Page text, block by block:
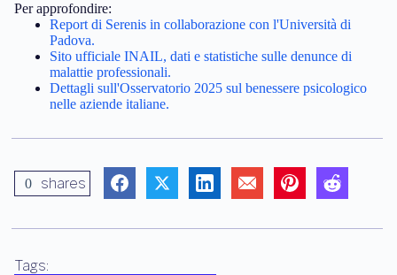
Per approfondire:
Report di Serenis in collaborazione con l'Università di
Padova.
Sito ufficiale INAIL, dati e statistiche sulle denunce di
malattie professionali.
Dettagli sull'Osservatorio 2025 sul benessere psicologico
nelle aziende italiane.
0 shares
Tags: